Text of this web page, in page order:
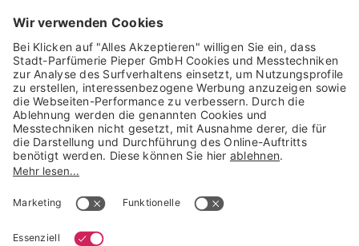
Trusted Shops Mitglied seit 2010